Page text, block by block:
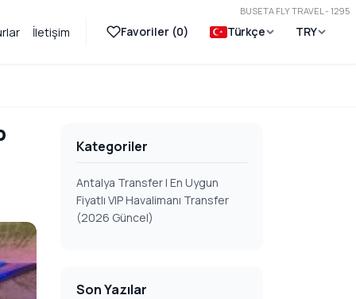
BUSETA FLY TRAVEL - 1295
İletişim Favoriler (0) Türkçe TRY
Kategoriler
Antalya Transfer | En Uygun
Fiyatlı VIP Havalimanı Transfer
(2026 Güncel)
Son Yazılar